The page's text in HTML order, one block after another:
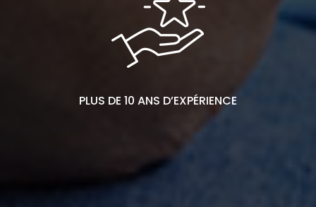
PLUS DE 10 ANS D’EXPÉRIENCE